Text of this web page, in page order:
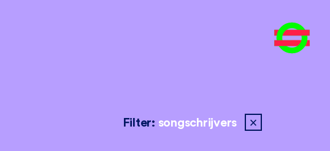
Filter: songschrijvers close